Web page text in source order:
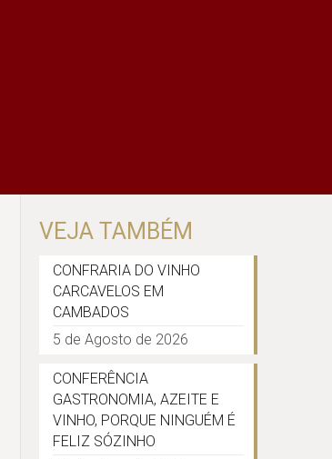
VEJA TAMBÉM
CONFRARIA DO VINHO
CARCAVELOS EM
CAMBADOS
5 de Agosto de 2026
CONFERÊNCIA
GASTRONOMIA, AZEITE E
VINHO, PORQUE NINGUÉM É
FELIZ SÓZINHO